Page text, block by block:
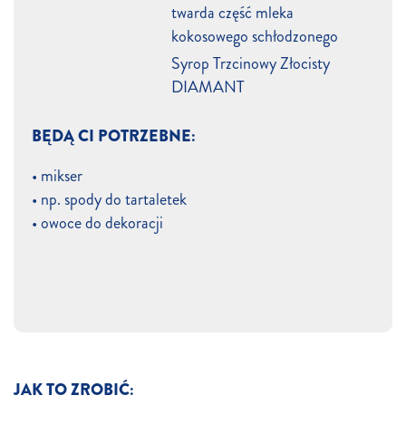
JAK TO ZROBIĆ:
twarda część mleka
kokosowego schłodzonego
Syrop Trzcinowy Złocisty
DIAMANT
BĘDĄ CI POTRZEBNE:
• mikser
• np. spody do tartaletek
• owoce do dekoracji